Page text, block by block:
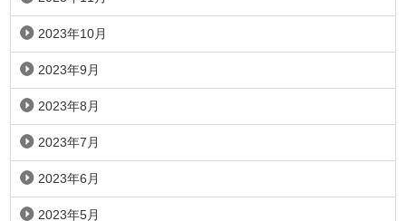
2023年10月
2023年9月
2023年8月
2023年7月
2023年6月
2023年5月